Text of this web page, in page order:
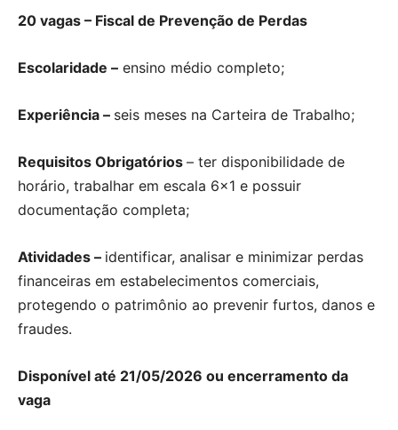
20 vagas – Fiscal de Prevenção de Perdas
Escolaridade – ensino médio completo;
Experiência – seis meses na Carteira de Trabalho;
Requisitos Obrigatórios – ter disponibilidade de
horário, trabalhar em escala 6×1 e possuir
documentação completa;
Atividades – identificar, analisar e minimizar perdas
financeiras em estabelecimentos comerciais,
protegendo o patrimônio ao prevenir furtos, danos e
fraudes.
Disponível até 21/05/2026 ou encerramento da
vaga